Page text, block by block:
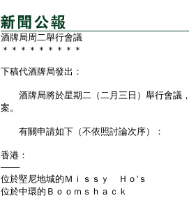
酒牌局周二舉行會議
＊＊＊＊＊＊＊＊＊
下稿代酒牌局發出：
酒牌局將於星期二（二月三日）舉行會議
案。
有關申請如下（不依照討論次序）：
香港：
───
位於堅尼地城的Ｍｉｓｓｙ Ｈｏ'ｓ
位於中環的Ｂｏｏｍｓｈａｃｋ